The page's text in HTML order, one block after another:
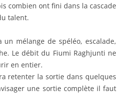
combien ont fini dans la cascade
talent.
un mélange de spéléo, escalade,
Le débit du Fiumi Raghjunti ne
en entier.
retenter la sortie dans quelques
une sortie complète il faut